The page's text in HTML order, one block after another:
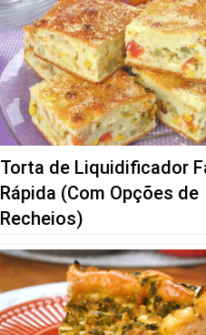
Torta de Liquidificador
Rápida (Com Opções de
Recheios)